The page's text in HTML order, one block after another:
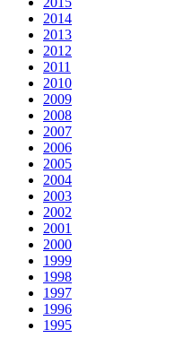
2014
2013
2012
2011
2010
2009
2008
2007
2006
2005
2004
2003
2002
2001
2000
1999
1998
1997
1996
1995